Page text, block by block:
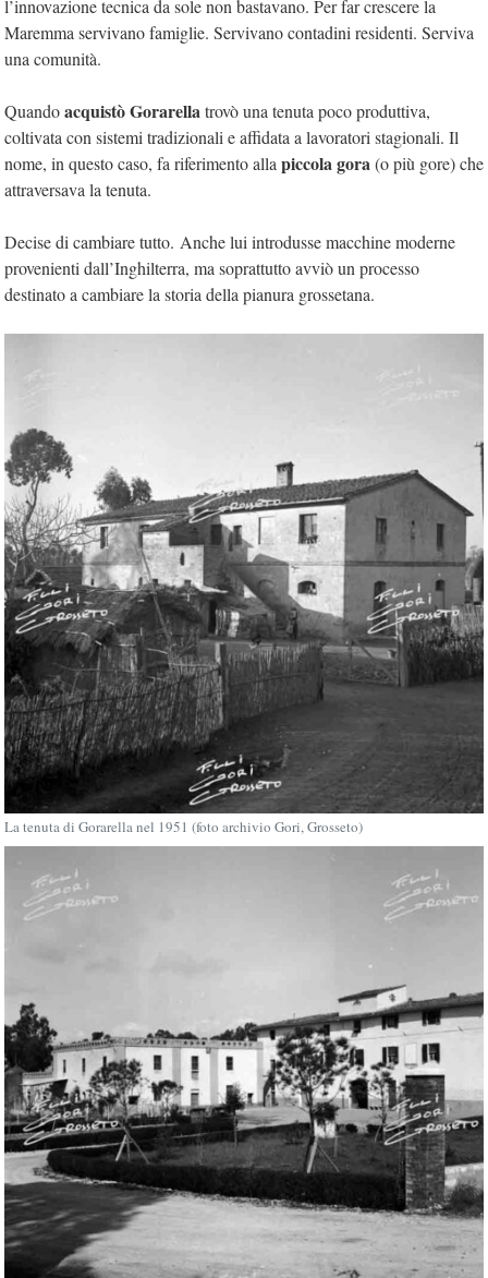
l’innovazione tecnica da sole non bastavano. Per far crescere la
Maremma servivano famiglie. Servivano contadini residenti. Serviva
una comunità.
Quandoacquistò Gorarellatrovò una tenuta poco produttiva,
coltivata con sistemi tradizionali e affidata a lavoratori stagionali. Il
nome, in questo caso, fa riferimento alla piccola gora(o più gore) che
attraversava la tenuta.
Decise di cambiare tutto. Anche lui introdusse macchine moderne
provenienti dall’Inghilterra, ma soprattutto avviò un processo
destinato a cambiare la storia della pianura grossetana.
La tenuta di Gorarella nel 1951 (foto archivio Gori, Grosseto)